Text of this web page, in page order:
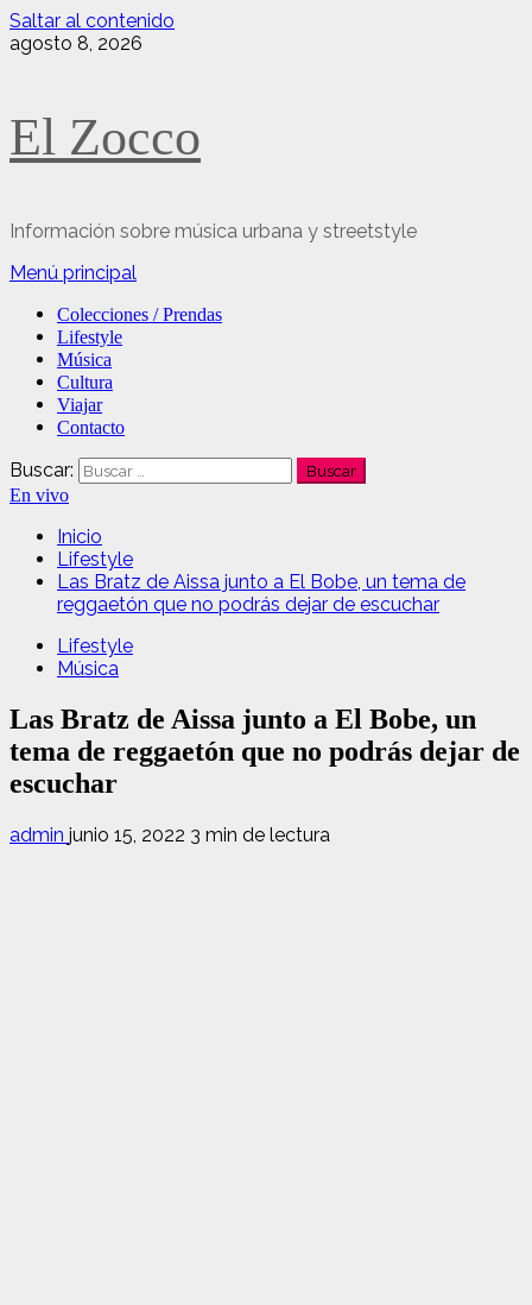
Saltar al contenido
agosto 8, 2026
El Zocco
Información sobre música urbana y streetstyle
Menú principal
Colecciones / Prendas
Lifestyle
Música
Cultura
Viajar
Contacto
Buscar:
En vivo
Inicio
Lifestyle
Las Bratz de Aissa junto a El Bobe, un tema de
reggaetón que no podrás dejar de escuchar
Lifestyle
Música
Las Bratz de Aissa junto a El Bobe, un
tema de reggaetón que no podrás dejar de
escuchar
admin junio 15, 2022 3 min de lectura